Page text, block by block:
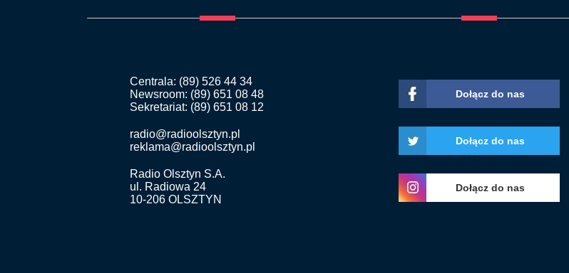
Centrala: (89) 526 44 34
Newsroom: (89) 651 08 48
Sekretariat: (89) 651 08 12
radio@radioolsztyn.pl
reklama@radioolsztyn.pl
Radio Olsztyn S.A.
ul. Radiowa 24
10-206 OLSZTYN
Dołącz do nas
Dołącz do nas
Dołącz do nas